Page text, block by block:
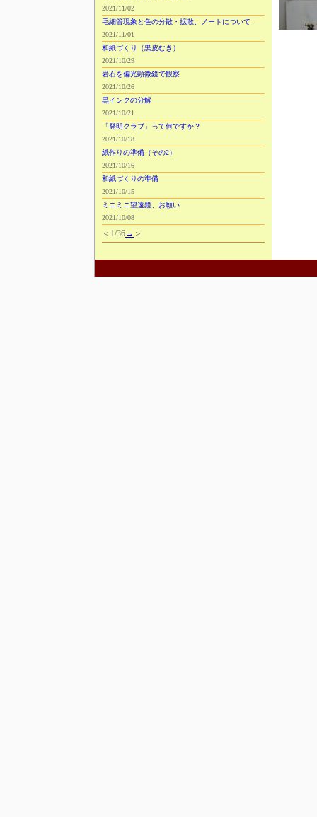
2021/11/02
毛細管現象と色の分散・拡散、ノートについて
2021/11/01
和紙づくり（黒皮むき）
2021/10/29
岩石を偏光顕微鏡で観察
2021/10/26
黒インクの分解
2021/10/21
「発明クラブ」って何ですか？
2021/10/18
紙作りの準備（その2）
2021/10/16
和紙づくりの準備
2021/10/15
ミニミニ望遠鏡、お願い
2021/10/08
＜ 1/36→ ＞